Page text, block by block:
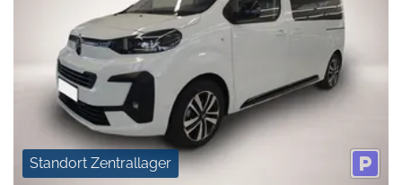
Standort Zentrallager